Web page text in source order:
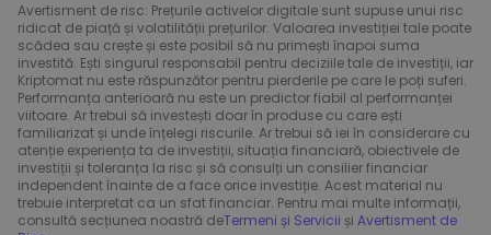
Avertisment de risc: Prețurile activelor digitale sunt supuse unui risc
ridicat de piață și volatilității prețurilor. Valoarea investiției tale poate
scădea sau crește și este posibil să nu primești înapoi suma
investită. Ești singurul responsabil pentru deciziile tale de investiții, iar
Kriptomat nu este răspunzător pentru pierderile pe care le poți suferi.
Performanța anterioară nu este un predictor fiabil al performanței
viitoare. Ar trebui să investești doar în produse cu care ești
familiarizat și unde înțelegi riscurile. Ar trebui să iei în considerare cu
atenție experiența ta de investiții, situația financiară, obiectivele de
investiții și toleranța la risc și să consulți un consilier financiar
independent înainte de a face orice investiție. Acest material nu
trebuie interpretat ca un sfat financiar. Pentru mai multe informații,
consultă secțiunea noastră deTermeni și Servicii și Avertisment de